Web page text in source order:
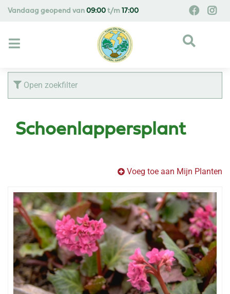
Vandaag geopend van 09:00 t/m 17:00
Open zoekfilter
Schoenlappersplant
Voeg toe aan Mijn Planten